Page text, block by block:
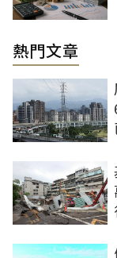
熱門文章